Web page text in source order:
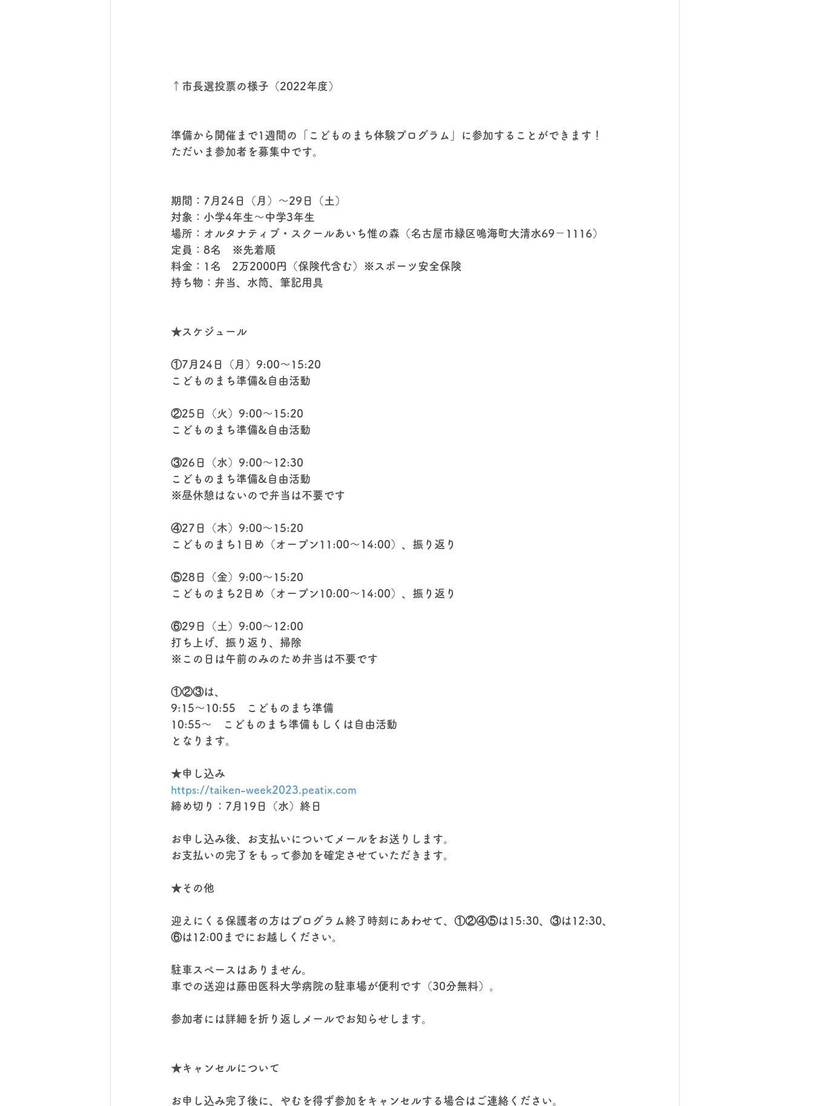
↑市長選投票の様子（2022年度）
準備から開催まで1週間の「こどものまち体験プログラム」に参加することができます！
ただいま参加者を募集中です。
期間：7月24日（月）～29日（土）
対象：小学4年生～中学3年生
場所：オルタナティブ・スクールあいち惟の森（名古屋市緑区鳴海町大清水69－1116）
定員：8名　※先着順
料金：1名　2万2000円（保険代含む）※スポーツ安全保険
持ち物：弁当、水筒、筆記用具
★スケジュール
①7月24日（月）9:00～15:20
こどものまち準備&自由活動
②25日（火）9:00～15:20
こどものまち準備&自由活動
③26日（水）9:00～12:30
こどものまち準備&自由活動
※昼休憩はないので弁当は不要です
④27日（木）9:00～15:20
こどものまち1日め（オープン11:00～14:00）、振り返り
⑤28日（金）9:00〜15:20
こどものまち2日め（オープン10:00～14:00）、振り返り
⑥29日（土）9:00～12:00
打ち上げ、振り返り、掃除
※この日は午前のみのため弁当は不要です
①②③は、
9:15～10:55　こどものまち準備
10:55～　こどものまち準備もしくは自由活動
となります。
★申し込み
https://taiken-week2023.peatix.com
締め切り：7月19日（水）終日
お申し込み後、お支払いについてメールをお送りします。
お支払いの完了をもって参加を確定させていただきます。
★その他
迎えにくる保護者の方はプログラム終了時刻にあわせて、①②④⑤は15:30、③は12:30、
⑥は12:00までにお越しください。
駐車スペースはありません。
車での送迎は藤田医科大学病院の駐車場が便利です（30分無料）。
参加者には詳細を折り返しメールでお知らせします。
★キャンセルについて
お申し込み完了後に、やむを得ず参加をキャンセルする場合はご連絡ください。